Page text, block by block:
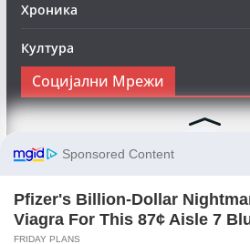
Хроника
Култура
Социјални Мрежи
Следете нè на Фејсбук за да сте